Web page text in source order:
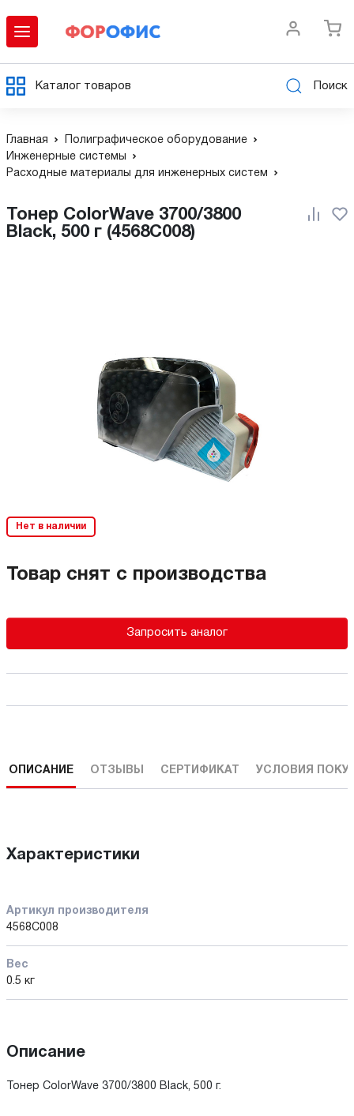
Каталог товаров Поиск
Главная
Полиграфическое оборудование
Инженерные системы
Расходные материалы для инженерных систем
Black, 500 г (4568C008)
Нет в наличии
Товар снят с производства
Запросить аналог
ОПИСАНИЕ ОТЗЫВЫ СЕРТИФИКАТ УСЛОВИЯ
Характеристики
Артикул производителя
4568C008
Вес
0.5 кг
Описание
Тонер ColorWave 3700/3800 Black, 500 г.